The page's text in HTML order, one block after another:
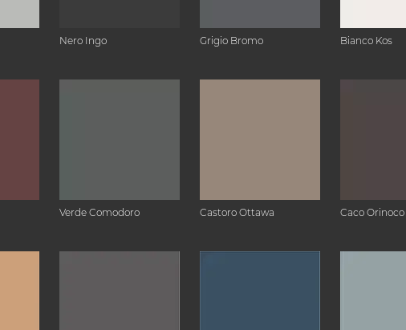
Nero Ingo Grigio Bromo Bianco Kos
Verde Comodoro Castoro Ottawa Caco Orinoco